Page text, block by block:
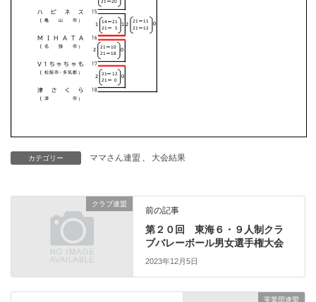
カテゴリー ママさん連盟 大会結果
クラブ連盟
前の記事
第２０回 東海６・９人制クラ
ブバレーボール男女選手権大会
2023年12月5日
実業団連盟